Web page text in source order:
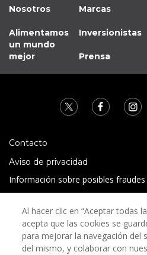
Nosotros
Alimentamos
un mundo
mejor
Marcas
Inversionistas
Prensa
Contacto
Aviso de privacidad
Información sobre posibles fraudes
Términos y condiciones
Al hacer clic en “Aceptar todas
acepta que las cookies se
para mejorar la navegación del
del mismo, y colaborar con